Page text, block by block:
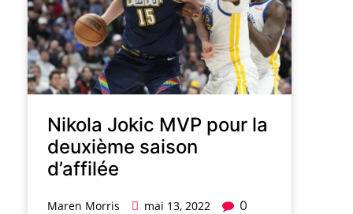
Nikola Jokic MVP pour la
deuxième saison
d’affilée
Maren Morris mai 13, 2022 0